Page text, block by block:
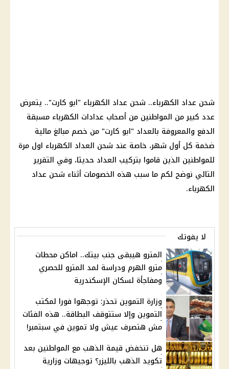
شحن عداد الكهرباء.. شحن عداد الكهرباء "ابو كارت".. يتعرض
عدد كبير من المواطنين من أصحاب عدادات الكهرباء مسبقة
الدفع والمعروفة بالعداد "ابو كارت" من خصم مبالغ مالية
ضخمة كل أول شهر، خاصة عند شحن العداد الكهرباء اول مرة
للمواطنين الذين قاموا بتركيب العداد حديثا، وفي التقرير
التالي نوضح لكم ما سبب هذه الخصومات أثناء شحن عداد
الكهرباء.
لا يفوتك
المترو هيبقى جنب بيتك.. اماكن محطات
مترو الهرم ودراسة لمد المترو للحصري
ومفاجأة لسكان الإسكندرية
وزارة التموين تحذر: توجهوا فورا لمكتب
التموين وإلا ستتوقف البطاقة.. هذه الفئات
مش هتصرف عيش ولا تموين في سبتمبر!
هل تنخفض قيمة الذهب مع المواطنين بعد
تكويد الذهب بالليزر؟ توجيهات وزارية